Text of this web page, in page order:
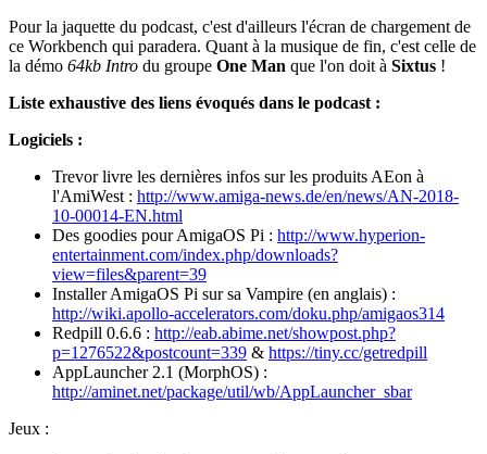
Pour la jaquette du podcast, c'est d'ailleurs l'écran de chargement de
ce Workbench qui paradera. Quant à la musique de fin, c'est celle de
la démo 64kb Intro du groupe One Man que l'on doit à Sixtus !
Liste exhaustive des liens évoqués dans le podcast :
Logiciels :
Trevor livre les dernières infos sur les produits AEon à
l'AmiWest : http://www.amiga-news.de/en/news/AN-2018-
10-00014-EN.html
Des goodies pour AmigaOS Pi : http://www.hyperion-
entertainment.com/index.php/downloads?
view=files&parent=39
Installer AmigaOS Pi sur sa Vampire (en anglais) :
http://wiki.apollo-accelerators.com/doku.php/amigaos314
Redpill 0.6.6 : http://eab.abime.net/showpost.php?
p=1276522&postcount=339 & https://tiny.cc/getredpill
AppLauncher 2.1 (MorphOS) :
http://aminet.net/package/util/wb/AppLauncher_sbar
Jeux :